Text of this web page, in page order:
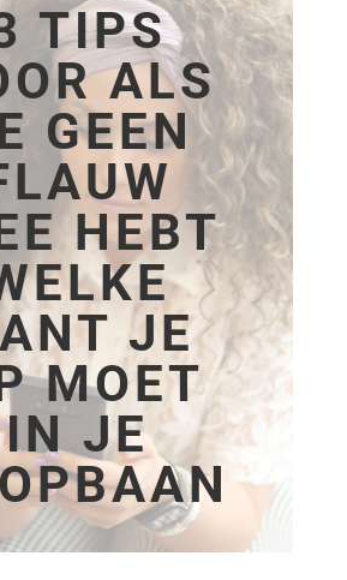
TIPS
ALS
GEEN
HEBT
JE
MOET
IN JE